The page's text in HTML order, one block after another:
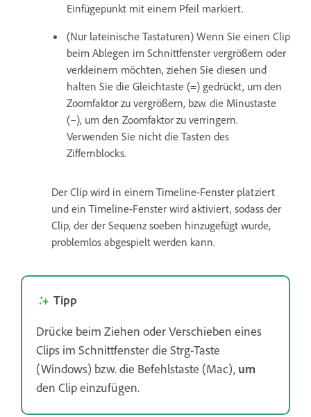
Einfügepunkt mit einem Pfeil markiert.
(Nur lateinische Tastaturen) Wenn Sie einen Clip
beim Ablegen im Schnittfenster vergrößern oder
verkleinern möchten, ziehen Sie diesen und
halten Sie die Gleichtaste (=) gedrückt, um den
Zoomfaktor zu vergrößern, bzw. die Minustaste
(–), um den Zoomfaktor zu verringern.
Verwenden Sie nicht die Tasten des
Ziffernblocks.
Der Clip wird in einem Timeline-Fenster platziert
und ein Timeline-Fenster wird aktiviert, sodass der
Clip, der der Sequenz soeben hinzugefügt wurde,
problemlos abgespielt werden kann.
Tipp
Drücke beim Ziehen oder Verschieben eines
Clips im Schnittfenster die Strg-Taste
(Windows) bzw. die Befehlstaste (Mac), um
den Clip einzufügen.